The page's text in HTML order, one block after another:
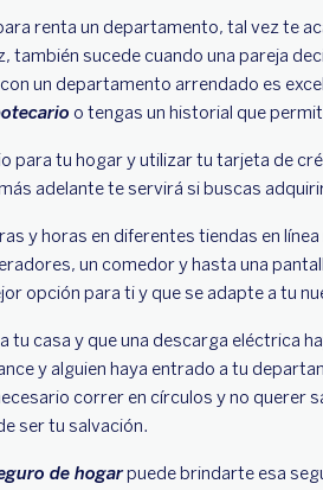
renta un departamento, tal vez te
también sucede cuando una pareja
un departamento arrendado es
o tengas un historial que
para tu hogar y utilizar tu tarjeta de
adelante te servirá si buscas
y horas en diferentes tiendas en
un comedor y hasta una
opción para ti y que se adapte a tu
tu casa y que una descarga eléctrica
y alguien haya entrado a tu
correr en círculos y no querer
ser tu salvación.
de hogarpuede brindarte esa